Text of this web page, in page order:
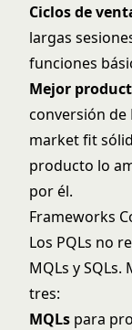
Ciclos de
largas
funciones
Mejor
conversión de
market fit
producto lo
por él.
Frameworks
Los PQLs no
MQLs y
tres:
MQLs para